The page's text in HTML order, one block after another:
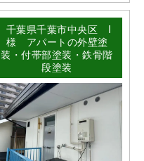
千葉県千葉市中央区 I
様 アパートの外壁塗
装・付帯部塗装・鉄骨階
段塗装